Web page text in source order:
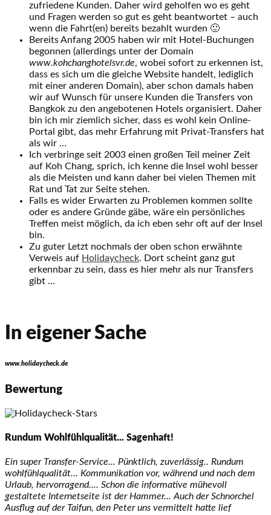
zufriedene Kunden. Daher wird geholfen wo es geht
und Fragen werden so gut es geht beantwortet – auch
wenn die Fahrt(en) bereits bezahlt wurden 🙂
Bereits Anfang 2005 haben wir mit Hotel-Buchungen
begonnen (allerdings unter der Domain
www.kohchanghotelsvr.de, wobei sofort zu erkennen ist,
dass es sich um die gleiche Website handelt, lediglich
mit einer anderen Domain), aber schon damals haben
wir auf Wunsch für unsere Kunden die Transfers von
Bangkok zu den angebotenen Hotels organisiert. Daher
bin ich mir ziemlich sicher, dass es wohl kein Online-
Portal gibt, das mehr Erfahrung mit Privat-Transfers hat
als wir …
Ich verbringe seit 2003 einen großen Teil meiner Zeit
auf Koh Chang, sprich, ich kenne die Insel wohl besser
als die Meisten und kann daher bei vielen Themen mit
Rat und Tat zur Seite stehen.
Falls es wider Erwarten zu Problemen kommen sollte
oder es andere Gründe gäbe, wäre ein persönliches
Treffen meist möglich, da ich eben sehr oft auf der Insel
bin.
Zu guter Letzt nochmals der oben schon erwähnte
Verweis auf Holidaycheck. Dort scheint ganz gut
erkennbar zu sein, dass es hier mehr als nur Transfers
gibt …
In eigener Sache
www.holidaycheck.de
Bewertung
Rundum Wohlfühlqualität... Sagenhaft!
Ein super Transfer-Service... Pünktlich, zuverlässig.. Rundum
wohlfühlqualität... Kommunikation vor, während und nach dem
Urlaub, hervorragend.... Schon die informative mühevoll
gestaltete Internetseite ist der Hammer... Auch der Schnorchel
Ausflug auf der Taifun, den Peter uns vermittelt hatte lief